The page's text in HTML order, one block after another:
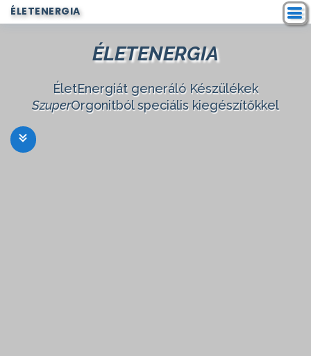
ÉLETENERGIA
ÉLETENERGIA
ÉletEnergiát generáló Készülékek
SzuperOrgonitból speciális kiegészítőkkel